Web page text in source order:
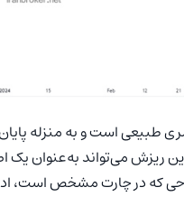
طبیعی است و به منزله
ریزش می‌تواند به‌عنوان یک
که در چارت مشخص است،